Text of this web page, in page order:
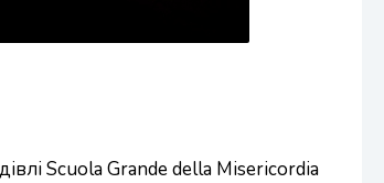
Scuola Grande della Misericordia